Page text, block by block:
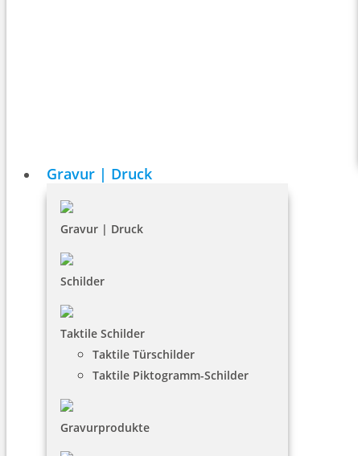
Gravur | Druck
Gravur | Druck
Schilder
Taktile Schilder
Taktile Türschilder
Taktile Piktogramm-Schilder
Gravurprodukte